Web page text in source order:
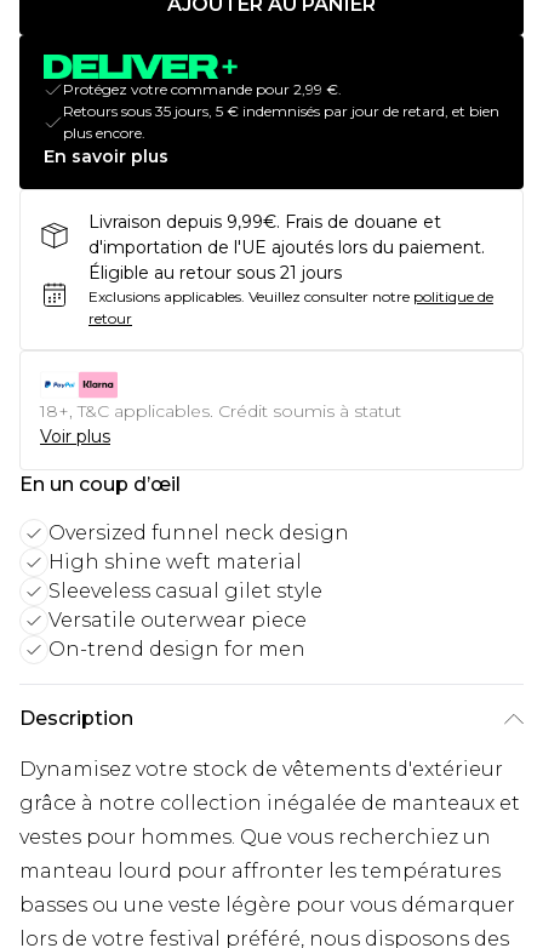
Protégez votre commande pour 2,99 €.
Retours sous 35 jours, 5 € indemnisés par jour de retard, et bien
plus encore.
En savoir plus
Livraison depuis 9,99€. Frais de douane et
d'importation de l'UE ajoutés lors du paiement.
Éligible au retour sous 21 jours
Exclusions applicables. Veuillez consulter notre politique de
retour
18+, T&C applicables. Crédit soumis à statut
Voir plus
En un coup d’œil
Oversized funnel neck design
High shine weft material
Sleeveless casual gilet style
Versatile outerwear piece
On-trend design for men
Description
Dynamisez votre stock de vêtements d'extérieur
grâce à notre collection inégalée de manteaux et
vestes pour hommes. Que vous recherchiez un
manteau lourd pour affronter les températures
basses ou une veste légère pour vous démarquer
lors de votre festival préféré, nous disposons des